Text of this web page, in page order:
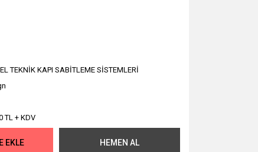
TEKNİK KAPI SABİTLEME SİSTEMLERİ
TL + KDV
EKLE HEMEN AL